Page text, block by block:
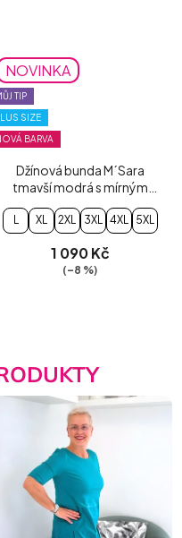
NOVINKA
TIP
SIZE
BARVA
Džínová bunda M´Sara
tmavší modrá s mírným
L XL 2XL 3XL 4XL 5XL
1 090 Kč
(–8 %)